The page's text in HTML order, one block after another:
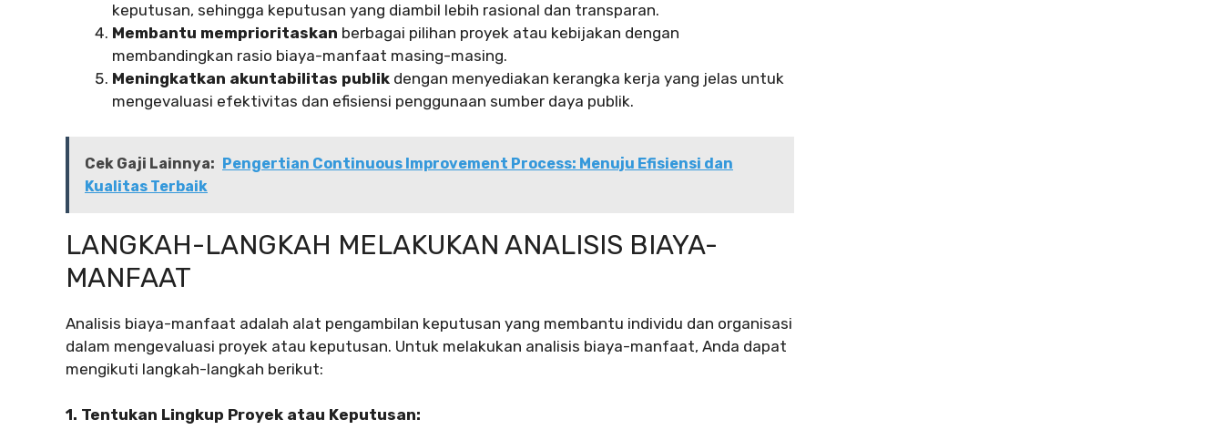
keputusan, sehingga keputusan yang diambil lebih rasional dan transparan.
Membantu memprioritaskan berbagai pilihan proyek atau kebijakan dengan
membandingkan rasio biaya-manfaat masing-masing.
Meningkatkan akuntabilitas publik dengan menyediakan kerangka kerja yang jelas untuk
mengevaluasi efektivitas dan efisiensi penggunaan sumber daya publik.
Cek Gaji Lainnya: Pengertian Continuous Improvement Process: Menuju Efisiensi dan
Kualitas Terbaik
LANGKAH-LANGKAH MELAKUKAN ANALISIS BIAYA-
MANFAAT
Analisis biaya-manfaat adalah alat pengambilan keputusan yang membantu individu dan organisasi
dalam mengevaluasi proyek atau keputusan. Untuk melakukan analisis biaya-manfaat, Anda dapat
mengikuti langkah-langkah berikut:
1. Tentukan Lingkup Proyek atau Keputusan: